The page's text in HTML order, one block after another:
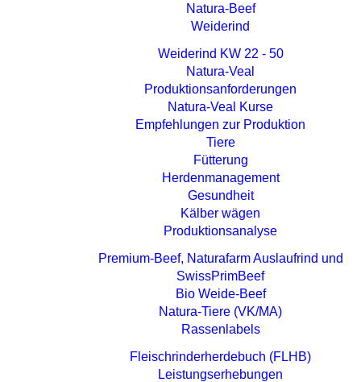
Natura-Beef
Weiderind
Weiderind KW 22 - 50
Natura-Veal
Produktionsanforderungen
Natura-Veal Kurse
Empfehlungen zur Produktion
Tiere
Fütterung
Herdenmanagement
Gesundheit
Kälber wägen
Produktionsanalyse
Premium-Beef, Naturafarm Auslaufrind und
SwissPrimBeef
Bio Weide-Beef
Natura-Tiere (VK/MA)
Rassenlabels
Fleisch­rinder­herdebuch (FLHB)
Leistungserhebungen